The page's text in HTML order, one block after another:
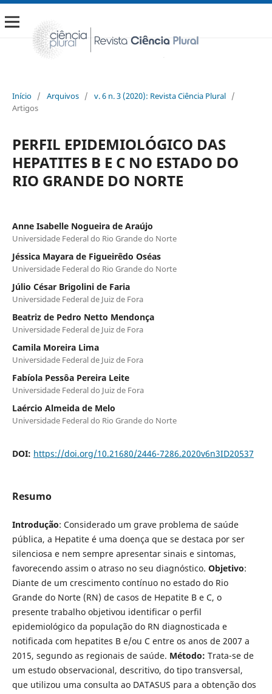
Início / Arquivos / v. 6 n. 3 (2020): Revista Ciência Plural /
Artigos
PERFIL EPIDEMIOLÓGICO DAS
HEPATITES B E C NO ESTADO DO
RIO GRANDE DO NORTE
Anne Isabelle Nogueira de Araújo
Universidade Federal do Rio Grande do Norte
Jéssica Mayara de Figueirêdo Oséas
Universidade Federal do Rio Grande do Norte
Júlio César Brigolini de Faria
Universidade Federal de Juiz de Fora
Beatriz de Pedro Netto Mendonça
Universidade Federal de Juiz de Fora
Camila Moreira Lima
Universidade Federal de Juiz de Fora
Fabíola Pessôa Pereira Leite
Universidade Federal do Juiz de Fora
Laércio Almeida de Melo
Universidade Federal do Rio Grande do Norte
DOI: https://doi.org/10.21680/2446-7286.2020v6n3ID20537
Resumo
Introdução: Considerado um grave problema de saúde
pública, a Hepatite é uma doença que se destaca por ser
silenciosa e nem sempre apresentar sinais e sintomas,
favorecendo assim o atraso no seu diagnóstico. Objetivo:
Diante de um crescimento contínuo no estado do Rio
Grande do Norte (RN) de casos de Hepatite B e C, o
presente trabalho objetivou identificar o perfil
epidemiológico da população do RN diagnosticada e
notificada com hepatites B e/ou C entre os anos de 2007 a
2015, segundo as regionais de saúde. Método: Trata-se de
um estudo observacional, descritivo, do tipo transversal,
que utilizou uma consulta ao DATASUS para a obtenção dos